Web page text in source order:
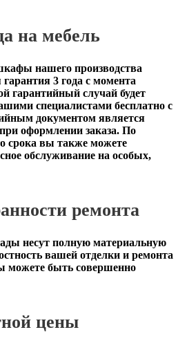
на мебель
нашего производства
гарантия 3 года с момента
гарантийный случай будет
специалистами бесплатно с
документом является
оформлении заказа. По
срока вы также можете
обслуживание на особых,
ремонта
несут полную материальную
вашей отделки и ремонта
можете быть совершенно
цены